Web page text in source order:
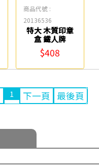
商品代號 :
20136536
特大 木質印章
盒 鐵人牌
$408
1 下一頁 最後頁